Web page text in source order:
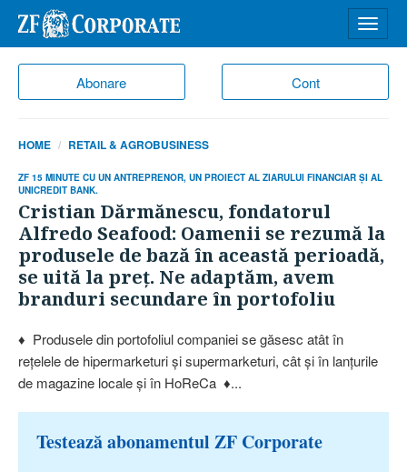
Abonare Cont
meniu
HOME RETAIL & AGROBUSINESS
ZF 15 MINUTE CU UN ANTREPRENOR, UN PROIECT AL ZIARULUI FINANCIAR ŞI AL
UNICREDIT BANK.
Cristian Dărmănescu, fondatorul
Alfredo Seafood: Oamenii se rezumă la
produsele de bază în această perioadă,
se uită la preţ. Ne adaptăm, avem
branduri secundare în portofoliu
♦ Produsele din portofoliul companiei se găsesc atât în
reţelele de hipermarketuri şi supermarketuri, cât şi în lanţurile
de magazine locale şi în HoReCa ♦...
Testează abonamentul ZF Corporate